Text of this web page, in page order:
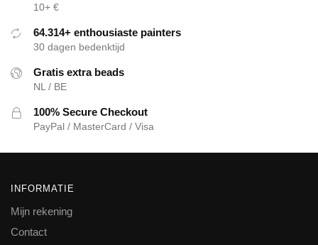
10+ €
64.314+ enthousiaste painters
30 dagen bedenktijd
Gratis extra beads
NL / BE
100% Secure Checkout
PayPal / MasterCard / Visa
INFORMATIE
Mijn rekening
Contact